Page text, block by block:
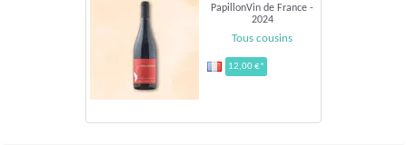
PapillonVin de France -
2024
Tous cousins
12,00 €*